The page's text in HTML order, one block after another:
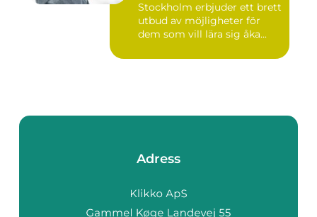
Stockholm erbjuder ett brett
utbud av möjligheter för
dem som vill lära sig åka...
Adress